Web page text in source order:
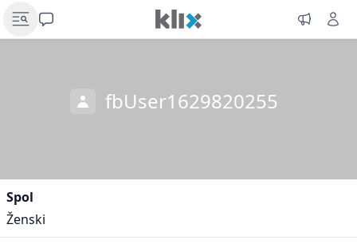
fbUser1629820255
Spol
Ženski